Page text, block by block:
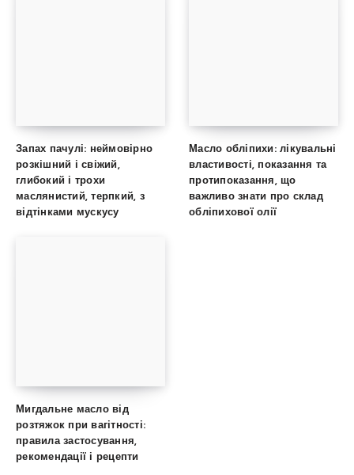
Запах пачулі: неймовірно
розкішний і свіжий,
глибокий і трохи
маслянистий, терпкий, з
відтінками мускусу
Масло обліпихи: лікувальні
властивості, показання та
протипоказання, що
важливо знати про склад
обліпихової олії
Мигдальне масло від
розтяжок при вагітності:
правила застосування,
рекомендації і рецепти